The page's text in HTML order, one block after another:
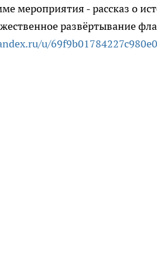
мероприятия - рассказ о
развёртывание
u/